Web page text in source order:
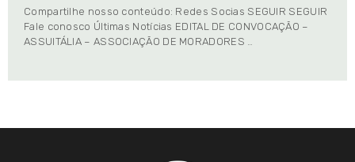
Compartilhe nosso conteúdo: Redes Socias SEGUIR SEGUIR
Fale conosco Últimas Notícias EDITAL DE CONVOCAÇÃO –
ASSUITÁLIA – ASSOCIAÇÃO DE MORADORES …